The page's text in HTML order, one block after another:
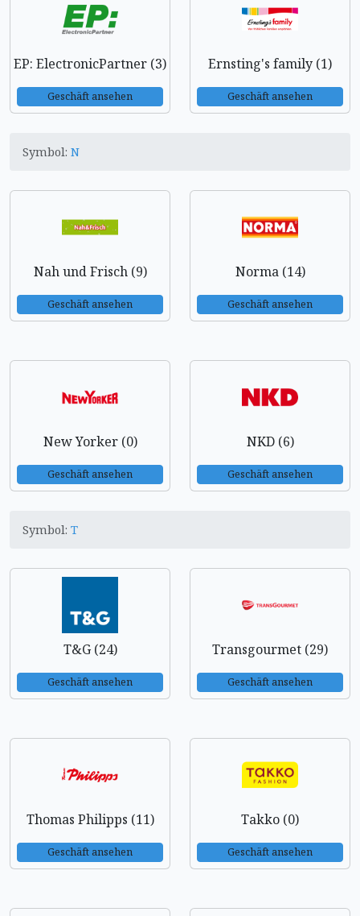
EP: ElectronicPartner (3)
Geschäft ansehen
Ernsting's family (1)
Geschäft ansehen
Symbol: N
Nah und Frisch (9)
Geschäft ansehen
Norma (14)
Geschäft ansehen
New Yorker (0)
Geschäft ansehen
NKD (6)
Geschäft ansehen
Symbol: T
T&G (24)
Geschäft ansehen
Transgourmet (29)
Geschäft ansehen
Thomas Philipps (11)
Geschäft ansehen
Takko (0)
Geschäft ansehen